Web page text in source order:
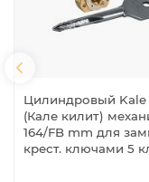
Цилиндровый
(Кале килит)
164/FB mm для
крест. ключами 5